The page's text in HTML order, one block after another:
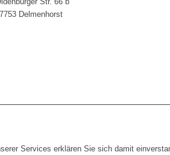
Delmenhorst
Services erklären Sie sich damit